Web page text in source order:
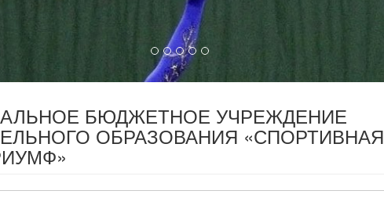
БЮДЖЕТНОЕ УЧРЕЖДЕНИЕ
ОБРАЗОВАНИЯ «СПОРТИВНАЯ